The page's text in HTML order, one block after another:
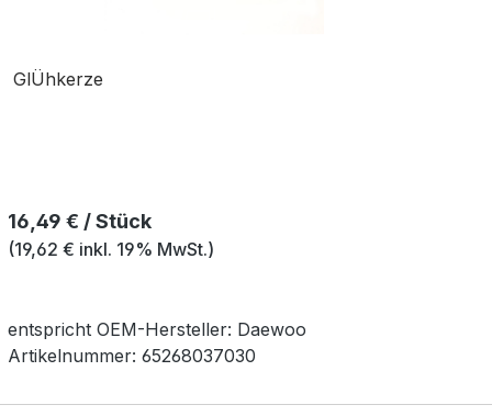
GlÜhkerze
Regulärer Preis:
16,49 € / Stück
(19,62 € inkl. 19% MwSt.)
entspricht OEM-Hersteller: Daewoo
Artikelnummer: 65268037030